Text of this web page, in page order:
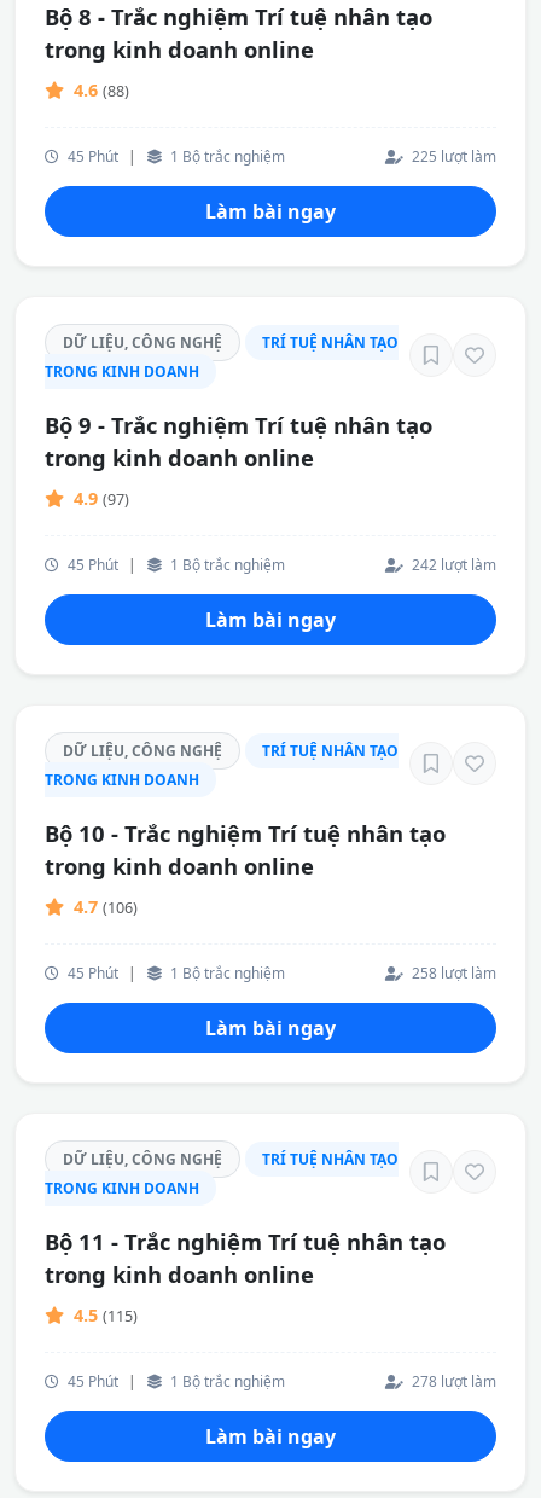
Bộ 8 - Trắc nghiệm Trí tuệ nhân tạo
trong kinh doanh online
4.6 (88)
45 Phút | 1 Bộ trắc nghiệm 225 lượt làm
Làm bài ngay
DỮ LIỆU, CÔNG NGHỆ
TRÍ TUỆ NHÂN TẠO
TRONG KINH DOANH
Bộ 9 - Trắc nghiệm Trí tuệ nhân tạo
trong kinh doanh online
4.9 (97)
45 Phút | 1 Bộ trắc nghiệm 242 lượt làm
Làm bài ngay
DỮ LIỆU, CÔNG NGHỆ
TRÍ TUỆ NHÂN TẠO
TRONG KINH DOANH
Bộ 10 - Trắc nghiệm Trí tuệ nhân tạo
trong kinh doanh online
4.7 (106)
45 Phút | 1 Bộ trắc nghiệm 258 lượt làm
Làm bài ngay
DỮ LIỆU, CÔNG NGHỆ
TRÍ TUỆ NHÂN TẠO
TRONG KINH DOANH
Bộ 11 - Trắc nghiệm Trí tuệ nhân tạo
trong kinh doanh online
4.5 (115)
45 Phút | 1 Bộ trắc nghiệm 278 lượt làm
Làm bài ngay